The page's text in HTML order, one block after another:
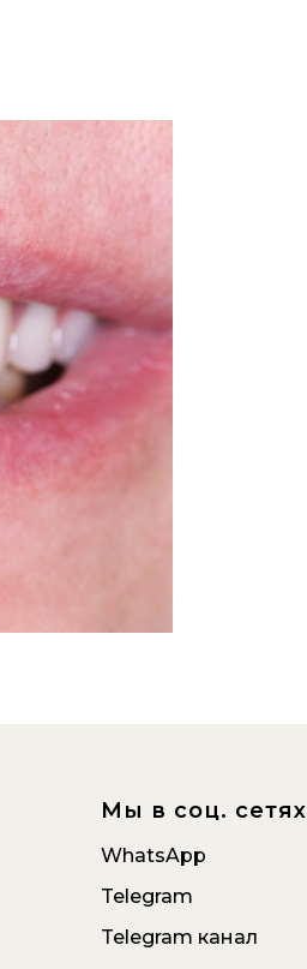
Мы в соц. сетях
WhatsApp
Telegram
Telegram канал